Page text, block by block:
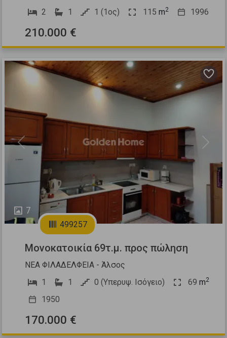
2
1 1 (1ος) 115 m2 1996
210.000 €
7
Previous Next
499257
Μονοκατοικία 69τ.μ. προς πώληση
ΝΕΑ ΦΙΛΑΔΕΛΦΕΙΑ - Άλσος
1
1 0 (Υπερυψ. Ισόγειο) 69 m2
1950
170.000 €